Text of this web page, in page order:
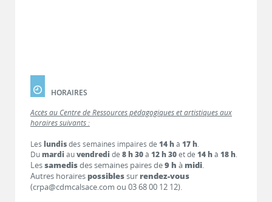
HORAIRES
Accès au Centre de Ressources pédagogiques et artistiques aux
horaires suivants :
Les lundisdes semaines impaires de 14 hà 17 h.
Dumardi auvendredi de 8 h 30à 12 h 30et de 14 hà 18 h.
Lessamedisdes semaines paires de9 h à midi.
Autres horaires possiblessur rendez-vous
(crpa@cdmcalsace.com ou 03 68 00 12 12).